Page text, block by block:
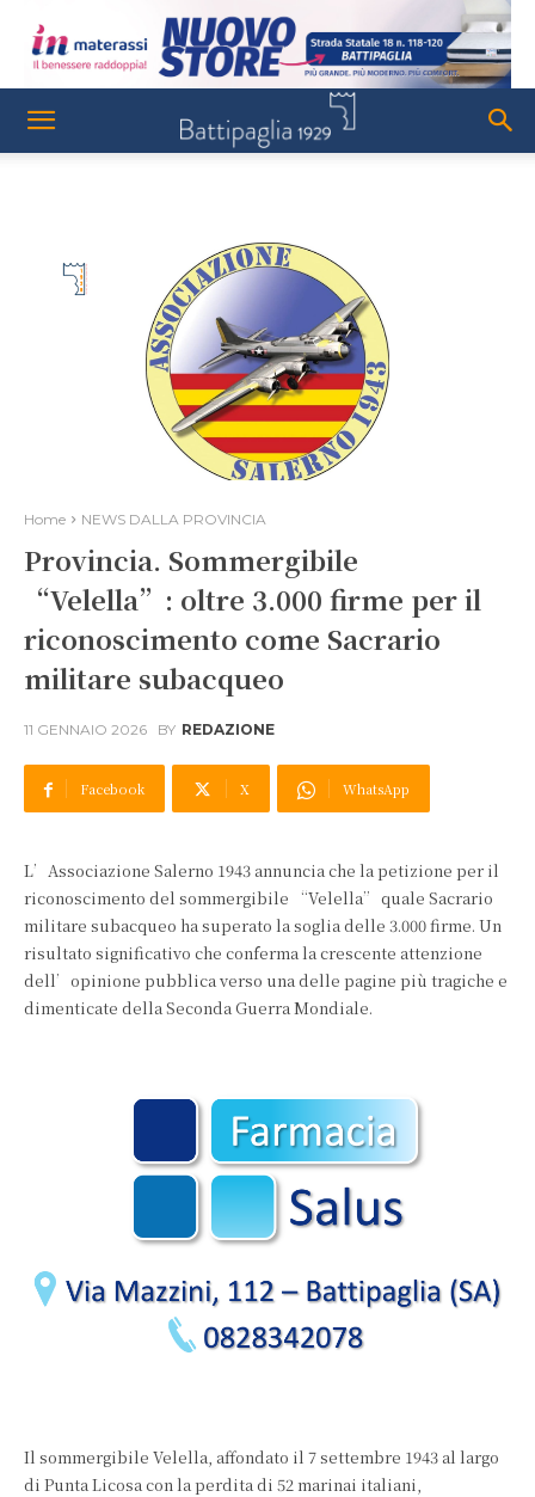
Home NEWS DALLA PROVINCIA
Provincia. Sommergibile
“Velella”: oltre 3.000 firme per il
riconoscimento come Sacrario
militare subacqueo
11 GENNAIO 2026 BY REDAZIONE
Facebook X WhatsApp
L’Associazione Salerno 1943 annuncia che la petizione per il
riconoscimento del sommergibile “Velella” quale Sacrario
militare subacqueo ha superato la soglia delle 3.000 firme. Un
risultato significativo che conferma la crescente attenzione
dell’opinione pubblica verso una delle pagine più tragiche e
dimenticate della Seconda Guerra Mondiale.
Il sommergibile Velella, affondato il 7 settembre 1943 al largo
di Punta Licosa con la perdita di 52 marinai italiani,